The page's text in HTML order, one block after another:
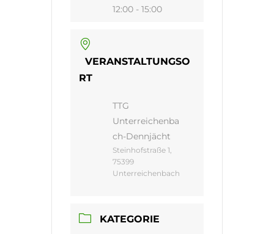
12:00 - 15:00
VERANSTALTUNGSO
RT
TTG
Unterreichenba
ch-Dennjächt
Steinhofstraße 1,
75399
Unterreichenbach
KATEGORIE